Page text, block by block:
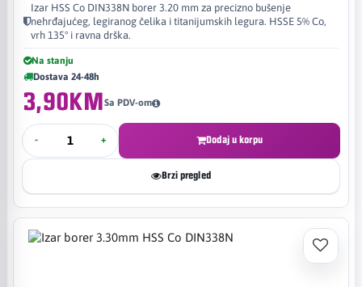
Izar HSS Co DIN338N borer 3.20 mm za precizno bušenje
nehrđajućeg, legiranog čelika i titanijumskih legura. HSSE 5% Co,
vrh 135° i ravna drška.
Na stanju
Dostava 24-48h
3,90KMSa PDV-om
- + Dodaj u korpu
Brzi pregled